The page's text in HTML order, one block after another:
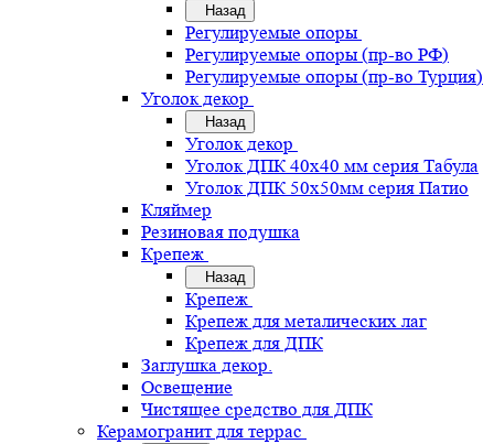
Назад
Регулируемые опоры
Регулируемые опоры (пр-во РФ)
Регулируемые опоры (пр-во Турция)
Уголок декор
Назад
Уголок декор
Уголок ДПК 40х40 мм серия Табула
Уголок ДПК 50х50мм серия Патио
Кляймер
Резиновая подушка
Крепеж
Назад
Крепеж
Крепеж для металических лаг
Крепеж для ДПК
Заглушка декор.
Освещение
Чистящее средство для ДПК
Керамогранит для террас